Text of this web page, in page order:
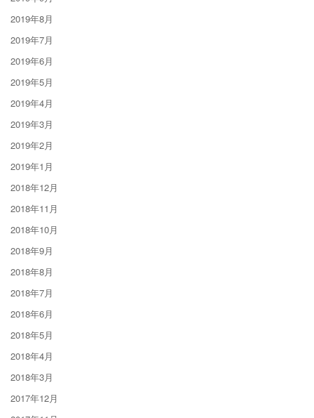
2019年8月
2019年7月
2019年6月
2019年5月
2019年4月
2019年3月
2019年2月
2019年1月
2018年12月
2018年11月
2018年10月
2018年9月
2018年8月
2018年7月
2018年6月
2018年5月
2018年4月
2018年3月
2017年12月